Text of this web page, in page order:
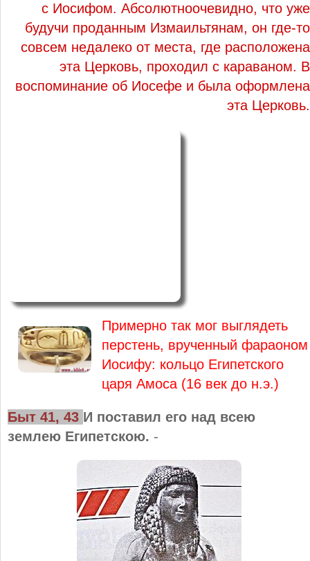
с Иосифом. Абсолютноочевидно, что уже
будучи проданным Измаильтянам, он где-то
совсем недалеко от места, где расположена
эта Церковь, проходил с караваном. В
воспоминание об Иосефе и была оформлена
эта Церковь.
Примерно так мог выглядеть
перстень, врученный фараоном
Иосифу: кольцо Египетского
царя Амоса (16 век до н.э.)
Быт 41, 43 И поставил его над всею
землею Египетскою. -